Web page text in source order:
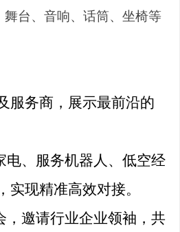
舞台、音响、话筒、坐椅等
服务商，展示最前沿的
电、服务机器人、低空经
现精准高效对接。
，邀请行业企业领袖，共